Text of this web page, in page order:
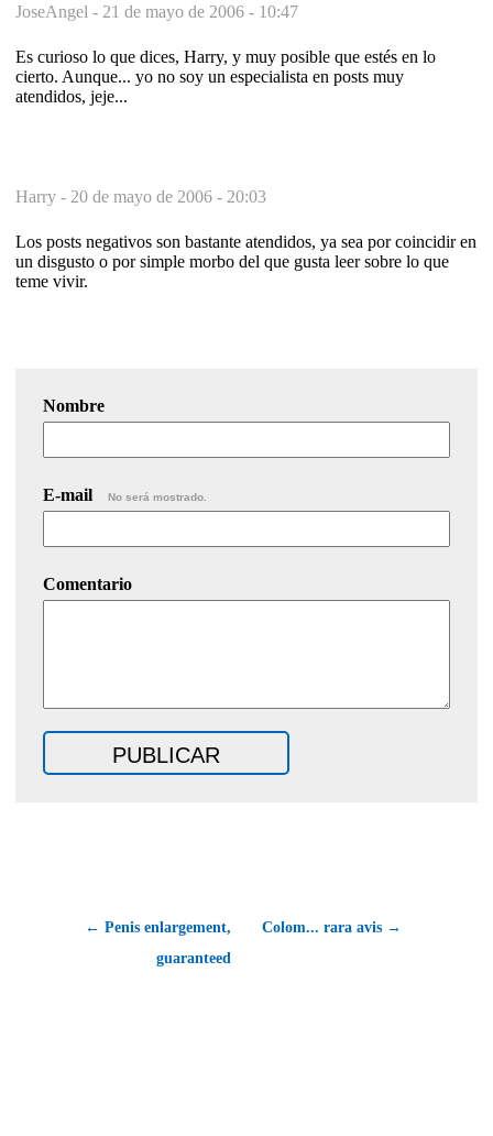
JoseAngel - 21 de mayo de 2006 - 10:47
Es curioso lo que dices, Harry, y muy posible que estés en lo
cierto. Aunque... yo no soy un especialista en posts muy
atendidos, jeje...
Harry - 20 de mayo de 2006 - 20:03
Los posts negativos son bastante atendidos, ya sea por coincidir en
un disgusto o por simple morbo del que gusta leer sobre lo que
teme vivir.
Nombre
E-mail No será mostrado.
Comentario
← Penis enlargement,
guaranteed
Colom... rara avis →